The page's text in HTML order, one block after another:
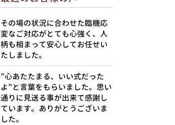
その場の状況に合わせた臨機応
変なご対応がとても心強く、人
柄も相まって安心してお任せい
たしました。
”心あたたまる、いい式だった
よ”と言葉をもらいました。思い
通りに見送る事が出来て感謝し
ています。ありがとうございま
した。